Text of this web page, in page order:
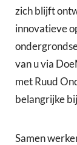
zich blijft
innovatieve
van u via
met Ruud
belangrijke
Samen